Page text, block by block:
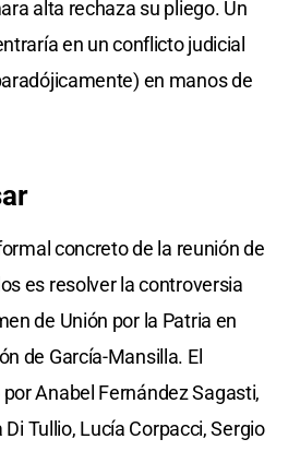
alta rechaza su pliego. Un
en un conflicto judicial
en manos de
concreto de la reunión de
es resolver la controversia
de Unión por la Patria en
de García-Mansilla. El
Anabel Fernández Sagasti,
Tullio, Lucía Corpacci, Sergio